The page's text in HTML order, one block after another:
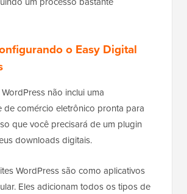
o Easy Digital
não inclui uma
de comércio eletrônico pronta para
que você precisará de um plugin
downloads digitais.
WordPress são como aplicativos
Eles adicionam todos os tipos de